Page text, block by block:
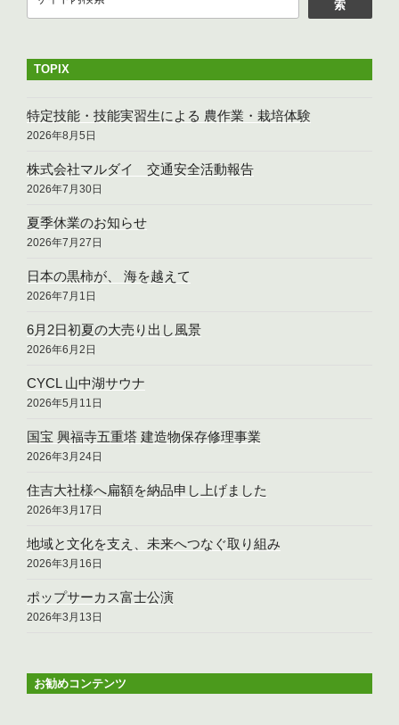
索
TOPIX
特定技能・技能実習生による 農作業・栽培体験
2026年8月5日
株式会社マルダイ 交通安全活動報告
2026年7月30日
夏季休業のお知らせ
2026年7月27日
日本の黒柿が、 海を越えて
2026年7月1日
6月2日初夏の大売り出し風景
2026年6月2日
CYCL 山中湖サウナ
2026年5月11日
国宝 興福寺五重塔 建造物保存修理事業
2026年3月24日
住吉大社様へ扁額を納品申し上げました
2026年3月17日
地域と文化を支え、未来へつなぐ取り組み
2026年3月16日
ポップサーカス富士公演
2026年3月13日
お勧めコンテンツ